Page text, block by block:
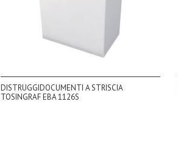
DISTRUGGIDOCUMENTI A STRISCIA
TOSINGRAF EBA 1126S